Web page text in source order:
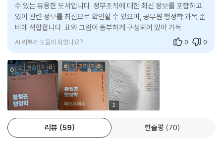
수 있는 유용한 도서입니다. 정부조직에 대한 최신 정보를 포함하고
있어 관련 정보를 최신으로 확인할 수 있으며, 공무원 행정학 과목 준
비에 적합합니다. 표와 그림이 풍부하게 구성되어 있어 가독성이 뛰
어나며, 얇지만 방대한 행정학의 범위를
AI 리뷰가 도움이 되었나요? 0 0
리뷰 59